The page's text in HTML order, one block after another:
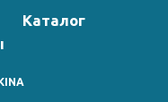
Каталог